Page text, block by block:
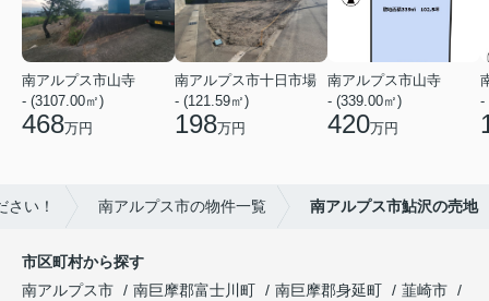
南アルプス市山寺
- (3107.00㎡)
468万円
南アルプス市十日市場
- (121.59㎡)
198万円
南アルプス市山寺
- (339.00㎡)
420万円
-
い！ 南アルプス市の物件一覧 南アルプス市鮎沢の売地
市区町村から探す
南アルプス市
南巨摩郡富士川町 南巨摩郡身延町
韮崎市